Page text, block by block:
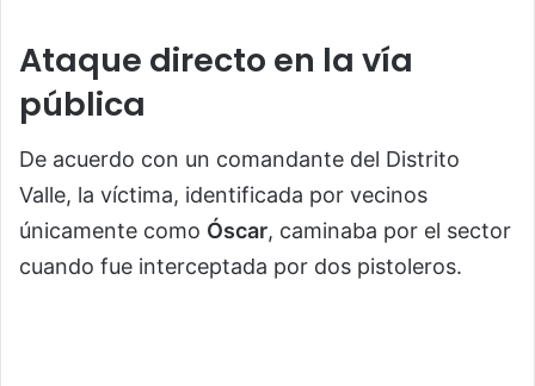
Ataque directo en la vía
pública
De acuerdo con un comandante del Distrito
Valle, la víctima, identificada por vecinos
únicamente como Óscar, caminaba por el sector
cuando fue interceptada por dos pistoleros.